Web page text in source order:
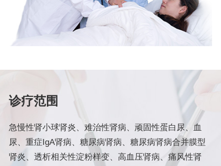
诊疗范围
急慢性肾小球肾炎、难治性肾病、顽固性蛋白尿、血
尿、重症IgA肾病、糖尿病肾病、糖尿病肾病合并膜型
肾炎、透析相关性淀粉样变、高血压肾病、痛风性肾